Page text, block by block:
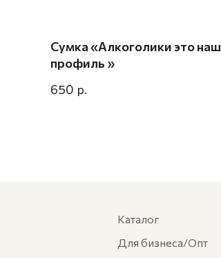
Сумка «Алкоголики это наш
профиль »
650 р.
Каталог
Для бизнеса/Опт